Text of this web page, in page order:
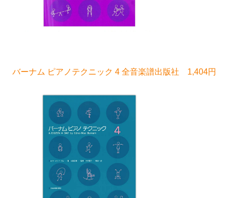
バーナム ピアノテクニック 4 全音楽譜出版社 1,404円